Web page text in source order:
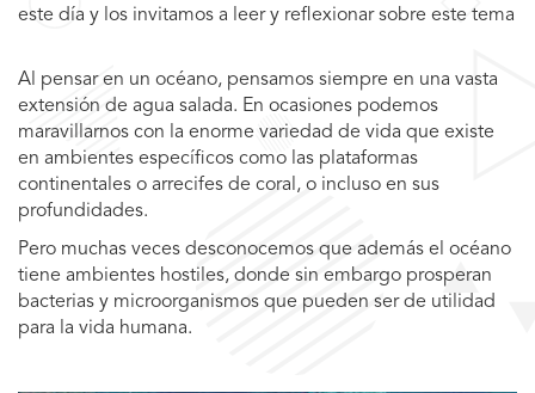
este día y los invitamos a leer y reflexionar sobre este tema
Al pensar en un océano, pensamos siempre en una vasta
extensión de agua salada. En ocasiones podemos
maravillarnos con la enorme variedad de vida que existe
en ambientes específicos como las plataformas
continentales o arrecifes de coral, o incluso en sus
profundidades.
Pero muchas veces desconocemos que además el océano
tiene ambientes hostiles, donde sin embargo prosperan
bacterias y microorganismos que pueden ser de utilidad
para la vida humana.